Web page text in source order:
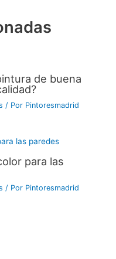
tir
de buena
/ Por Pintoresmadrid
para las
/ Por Pintoresmadrid